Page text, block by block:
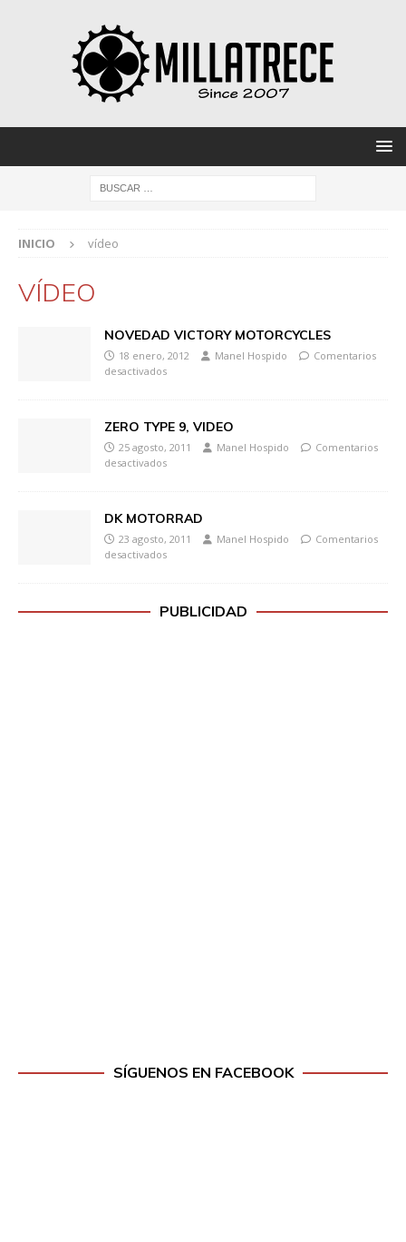
INICIO vídeo
VÍDEO
NOVEDAD VICTORY MOTORCYCLES
18 enero, 2012 Manel Hospido
Comentarios
desactivados
ZERO TYPE 9, VIDEO
25 agosto, 2011 Manel Hospido
Comentarios
desactivados
DK MOTORRAD
23 agosto, 2011 Manel Hospido
Comentarios
desactivados
PUBLICIDAD
SÍGUENOS EN FACEBOOK